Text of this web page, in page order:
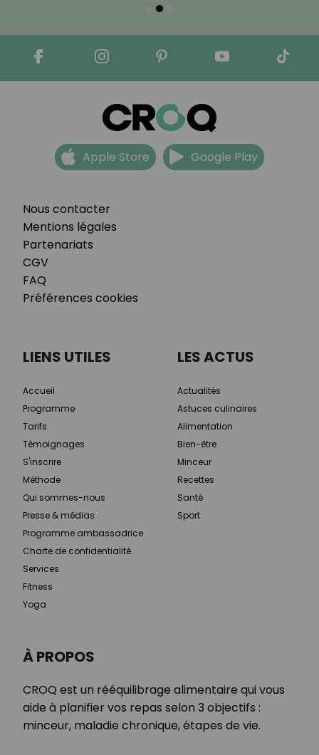
Nous contacter
Mentions légales
Partenariats
CGV
FAQ
Préférences cookies
Apple Store Google Play
À PROPOS
CROQ est un rééquilibrage alimentaire qui vous
aide à planifier vos repas selon 3 objectifs :
minceur, maladie chronique, étapes de vie.
LIENS UTILES
Accueil
Programme
Tarifs
Témoignages
S'inscrire
Méthode
Qui sommes-nous
Presse & médias
Programme ambassadrice
Charte de confidentialité
Services
Fitness
Yoga
LES ACTUS
Actualités
Astuces culinaires
Alimentation
Bien-être
Minceur
Recettes
Santé
Sport